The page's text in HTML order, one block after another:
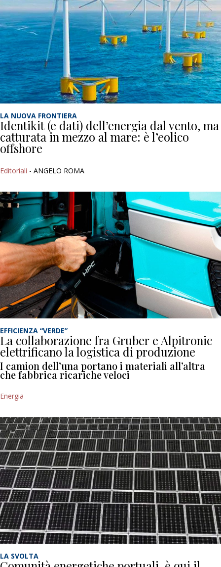
LA NUOVA FRONTIERA
Identikit (e dati) dell’energia dal vento, ma
catturata in mezzo al mare: è l’eolico
offshore
Editoriali - ANGELO ROMA
EFFICIENZA “VERDE”
La collaborazione fra Gruber e Alpitronic
elettrificano la logistica di produzione
I camion dell’una portano i materiali all’altra
che fabbrica ricariche veloci
Energia
LA SVOLTA